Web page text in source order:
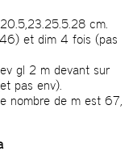
cm.
et dim 4 fois (pas
gl 2 m devant sur
pas env).
nombre de m est 67,